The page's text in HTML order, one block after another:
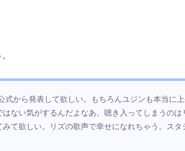
式から発表して欲しい。もちろんユジンも本当に
ない気がするんだよなあ。聴き入ってしまうのは
て欲しい。リズの歌声で幸せになれちゃう。スタ